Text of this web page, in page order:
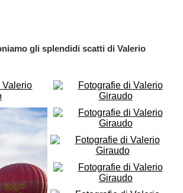
gli splendidi scatti di Valerio